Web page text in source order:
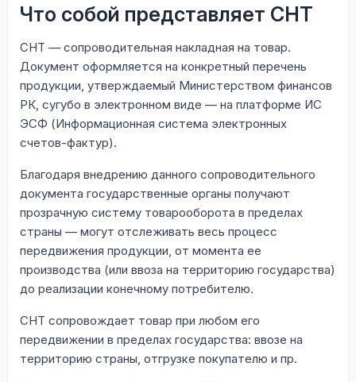
Что собой представляет СНТ
СНТ — сопроводительная накладная на товар.
Документ оформляется на конкретный перечень
продукции, утверждаемый Министерством финансов
РК, сугубо в электронном виде — на платформе ИС
ЭСФ (Информационная система электронных
счетов-фактур).
Благодаря внедрению данного сопроводительного
документа государственные органы получают
прозрачную систему товарооборота в пределах
страны — могут отслеживать весь процесс
передвижения продукции, от момента ее
производства (или ввоза на территорию государства)
до реализации конечному потребителю.
СНТ сопровождает товар при любом его
передвижении в пределах государства: ввозе на
территорию страны, отгрузке покупателю и пр.